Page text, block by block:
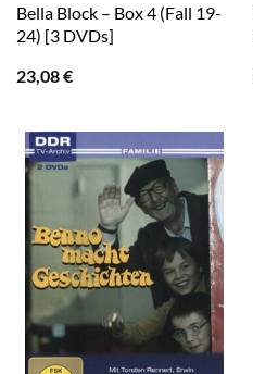
Bella Block – Box 4 (Fall 19-
24) [3 DVDs]
23,08€